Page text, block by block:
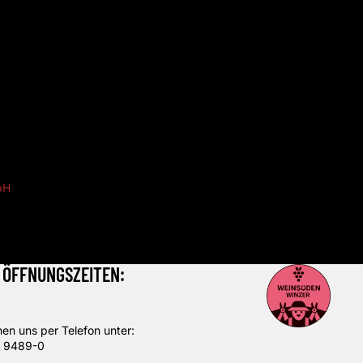
.
uns per Telefon unter:
9489-0